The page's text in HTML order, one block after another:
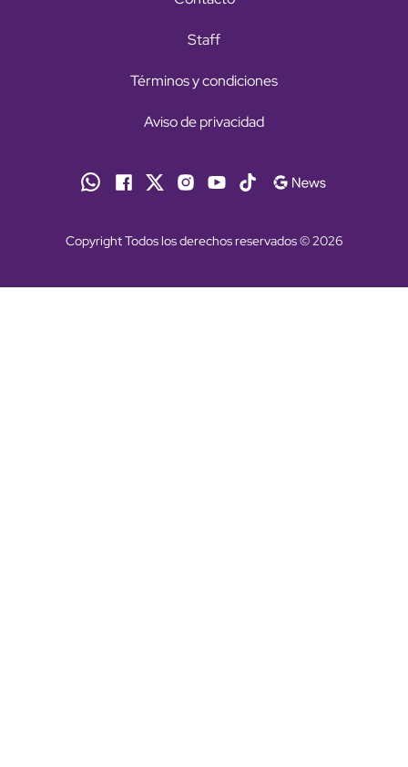
Staff
Términos y condiciones
Aviso de privacidad
Copyright Todos los derechos reservados © 2026